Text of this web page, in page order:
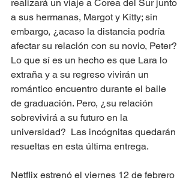
realizará un viaje a Corea del Sur junto
a sus hermanas, Margot y Kitty; sin
embargo, ¿acaso la distancia podría
afectar su relación con su novio, Peter?
Lo que sí es un hecho es que Lara lo
extraña y a su regreso vivirán un
romántico encuentro durante el baile
de graduación. Pero, ¿su relación
sobrevivirá a su futuro en la
universidad?  Las incógnitas quedarán
resueltas en esta última entrega.
Netflix estrenó el viernes 12 de febrero